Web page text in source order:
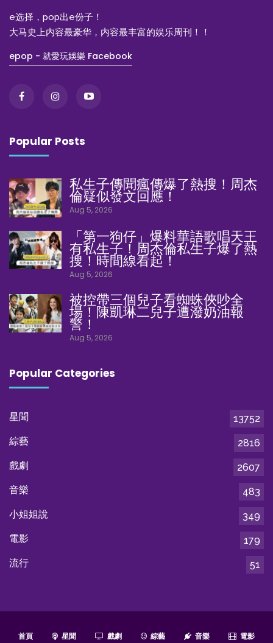
e选择，pop出e份子！
大马史上内容最豪华，内容最丰富的娱乐周刊！！
epop - 就愛玩娛樂 Facebook
Popular Posts
私生子傳聞瘋傳爆了熱搜！周杰
倫疑似發文回應！
Aug 5, 2026
「第一狗仔」爆料華語歌唱天王
有私生子！周杰倫私生子爆了熱
搜！時間線看起！
Aug 5, 2026
被控帶三個兒子看蜘蛛俠吵全
場！陳凱琳二兒子遭潑奶油報
警！
Aug 5, 2026
Popular Categories
星聞
13752
綜藝
2816
戲劇
2607
音樂
483
小姐姐說
349
電影
179
流行
51
首頁 星聞 戲劇 綜藝 音樂 電影